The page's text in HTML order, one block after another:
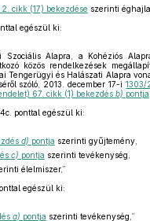
cikk (17) bekezdése szerinti
egészül ki:
Alapra, a Kohéziós
közös rendelkezések
Tengerügyi és Halászati Alapra
szóló, 2013. december 17-i1303/
67. cikk (1) bekezdés b) pontja
ponttal egészül ki:
d) pontja szerinti gyűjtemény,
c) pontja szerinti tevékenység,
élelmiszer,”
egészül ki:
a) pontja szerinti tevékenység,”